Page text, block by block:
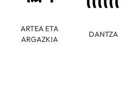
ARTEA ETA
ARGAZKIA
DANTZA